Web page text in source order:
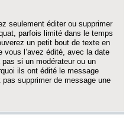
seulement éditer ou supprimer
parfois limité dans le temps
un petit bout de texte en
vous l’avez édité, avec la date
pas si un modérateur ou un
ils ont édité le message
supprimer de message une